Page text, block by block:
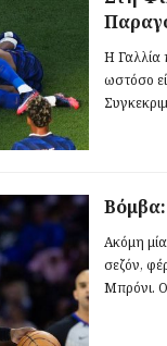
Η Γαλλία
ωστόσο
Βόμβα:
Ακόμη
σεζόν,
Μπρόνι.